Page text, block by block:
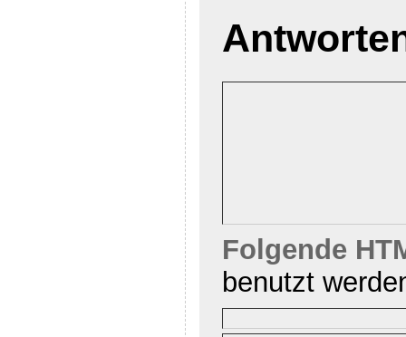
Folgende
benutzt